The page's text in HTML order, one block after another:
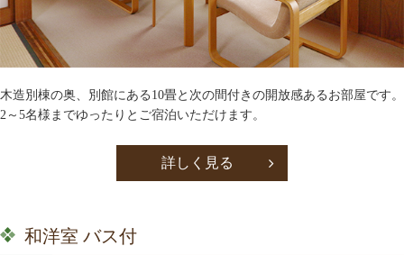
木造別棟の奥、別館にある10畳と次の間付きの開放感あるお部屋です。
2～5名様までゆったりとご宿泊いただけます。
詳しく見る
和洋室 バス付